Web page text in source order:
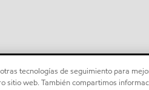
tecnologías de seguimiento para
sitio web. También compartimos